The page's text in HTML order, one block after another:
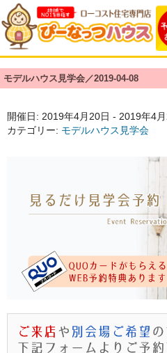
モデルハウス見学会／2019-04-08
開催日: 2019年4月20日 - 2019年4月
カテゴリー: モデルハウス見学会